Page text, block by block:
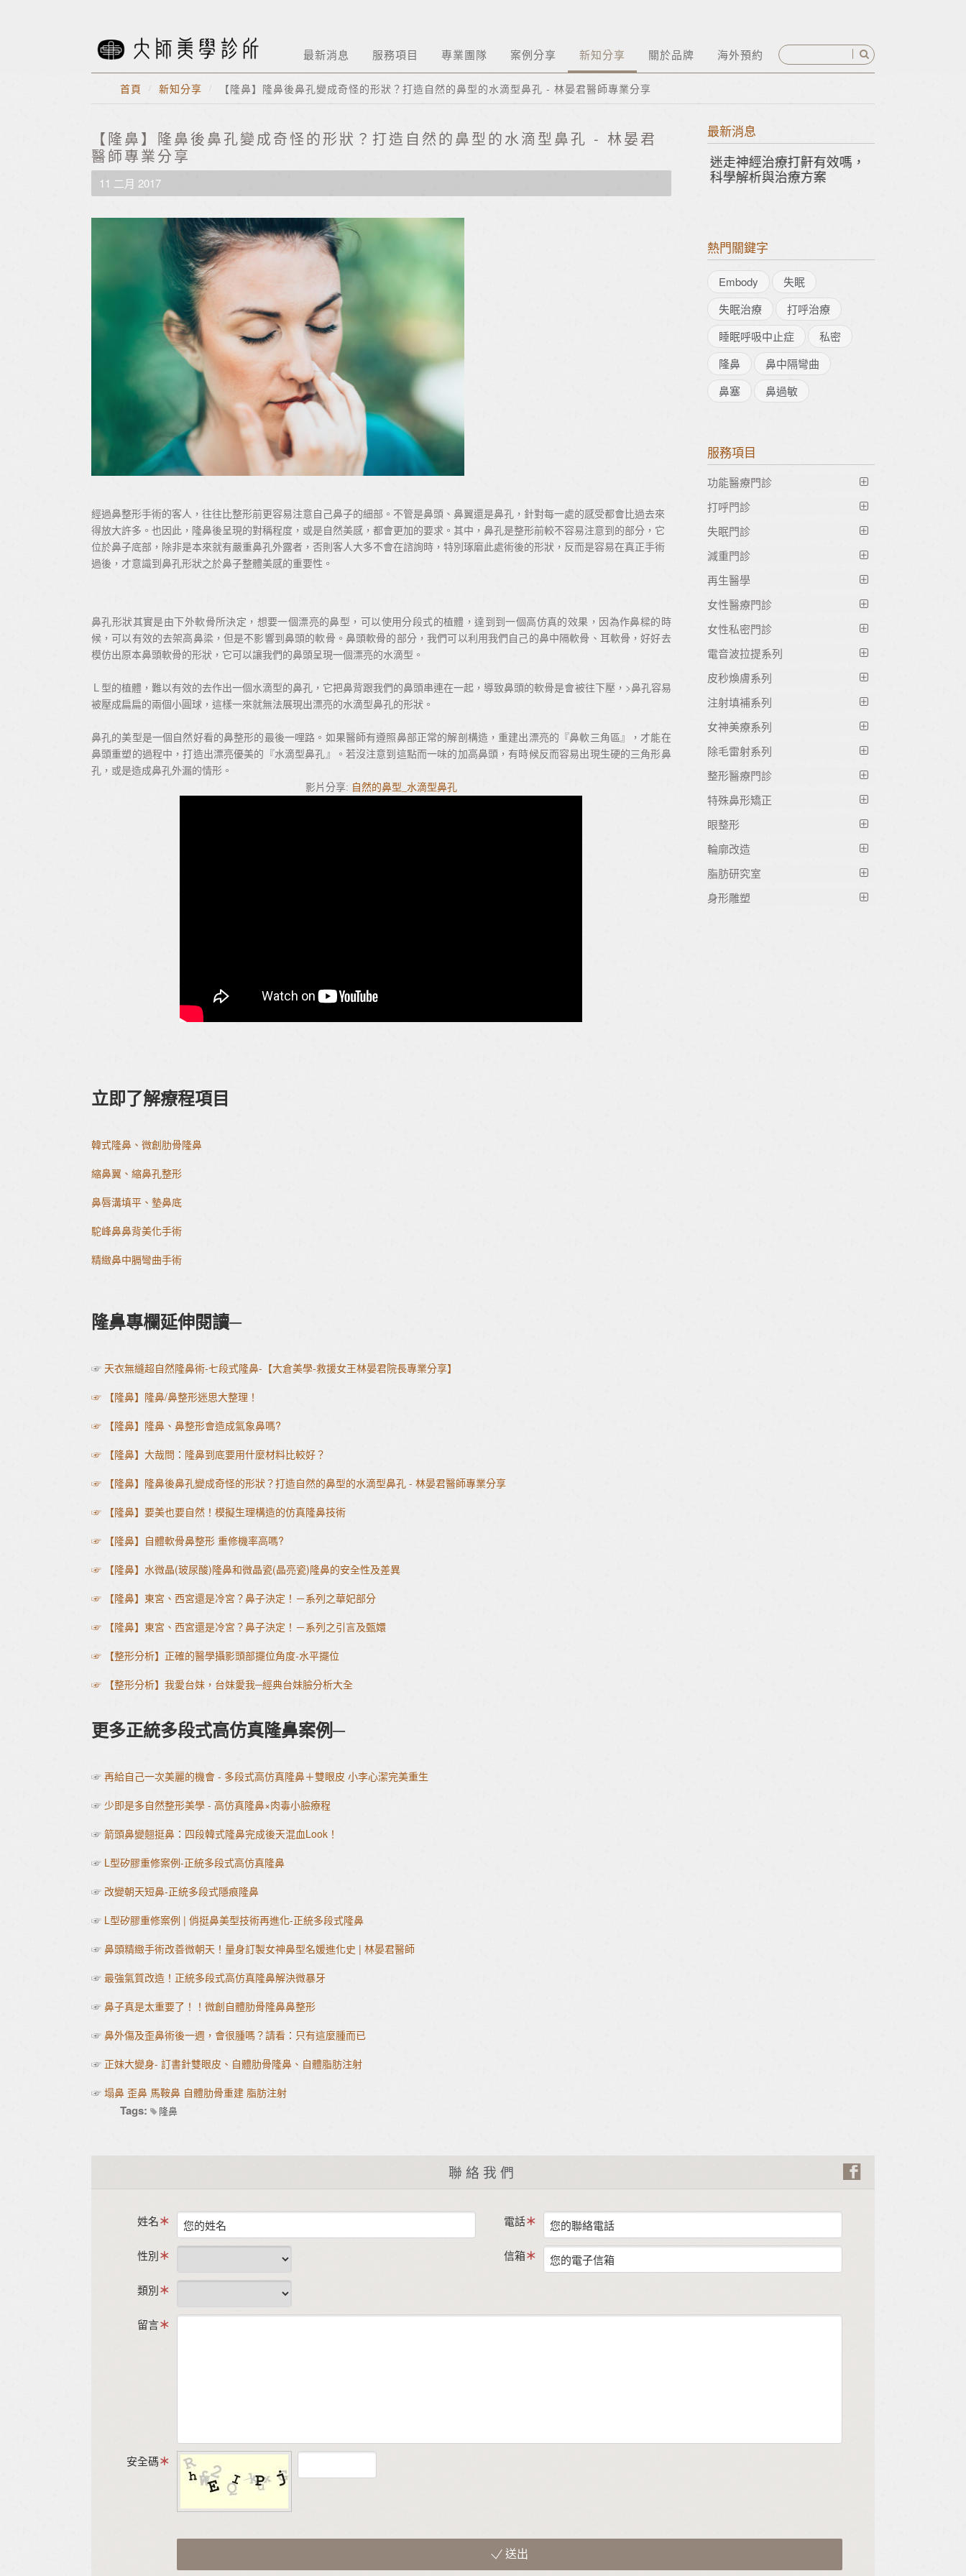
最新消息 服務項目 專業團隊 案例分享 新知分享 關於品牌 海外預約
首頁 / 新知分享 / 【隆鼻】隆鼻後鼻孔變成奇怪的形狀？打造自然的鼻型的水滴型鼻孔 - 林晏君醫師專業分享
【隆鼻】隆鼻後鼻孔變成奇怪的形狀？打造自然的鼻型的水滴型鼻孔 - 林晏君
醫師專業分享
11 二月 2017
經過鼻整形手術的客人，往往比整形前更容易注意自己鼻子的細部。不管是鼻頭、鼻翼還是鼻孔，針對每一處的感受都會比過去來
得放大許多。也因此，隆鼻後呈現的對稱程度，或是自然美感，都會更加的要求。其中，鼻孔是整形前較不容易注意到的部分，它
位於鼻子底部，除非是本來就有嚴重鼻孔外露者，否則客人大多不會在諮詢時，特別琢磨此處術後的形狀，反而是容易在真正手術
過後，才意識到鼻孔形狀之於鼻子整體美感的重要性。
鼻孔形狀其實是由下外軟骨所決定，想要一個漂亮的鼻型，可以使用分段式的植體，達到到一個高仿真的效果，因為作鼻樑的時
候，可以有效的去架高鼻梁，但是不影響到鼻頭的軟骨。鼻頭軟骨的部分，我們可以利用我們自己的鼻中隔軟骨、耳軟骨，好好去
模仿出原本鼻頭軟骨的形狀，它可以讓我們的鼻頭呈現一個漂亮的水滴型。
Ｌ型的植體，難以有效的去作出一個水滴型的鼻孔，它把鼻背跟我們的鼻頭串連在一起，導致鼻頭的軟骨是會被往下壓，>鼻孔容易
被壓成扁扁的兩個小圓球，這樣一來就無法展現出漂亮的水滴型鼻孔的形狀。
鼻孔的美型是一個自然好看的鼻整形的最後一哩路。如果醫師有遵照鼻部正常的解剖構造，重建出漂亮的『鼻軟三角區』，才能在
鼻頭重塑的過程中，打造出漂亮優美的『水滴型鼻孔』。若沒注意到這點而一味的加高鼻頭，有時候反而容易出現生硬的三角形鼻
孔，或是造成鼻孔外漏的情形。
影片分享: 自然的鼻型_水滴型鼻孔
立即了解療程項目
韓式隆鼻、微創肋骨隆鼻
縮鼻翼、縮鼻孔整形
鼻唇溝填平、墊鼻底
駝峰鼻鼻背美化手術
精緻鼻中膈彎曲手術
隆鼻專欄延伸閱讀─
☞ 天衣無縫超自然隆鼻術-七段式隆鼻-【大倉美學-救援女王林晏君院長專業分享】
☞ 【隆鼻】隆鼻/鼻整形迷思大整理！
☞ 【隆鼻】隆鼻、鼻整形會造成氣象鼻嗎?
☞ 【隆鼻】大哉問：隆鼻到底要用什麼材料比較好？
☞ 【隆鼻】隆鼻後鼻孔變成奇怪的形狀？打造自然的鼻型的水滴型鼻孔 - 林晏君醫師專業分享
☞ 【隆鼻】要美也要自然！模擬生理構造的仿真隆鼻技術
☞ 【隆鼻】自體軟骨鼻整形 重修機率高嗎?
☞ 【隆鼻】水微晶(玻尿酸)隆鼻和微晶瓷(晶亮瓷)隆鼻的安全性及差異
☞ 【隆鼻】東宮、西宮還是冷宮？鼻子決定！－系列之華妃部分
☞ 【隆鼻】東宮、西宮還是冷宮？鼻子決定！－系列之引言及甄嬛
☞ 【整形分析】正確的醫學攝影頭部擺位角度-水平擺位
☞ 【整形分析】我愛台妹，台妹愛我─經典台妹臉分析大全
更多正統多段式高仿真隆鼻案例─
☞ 再給自己一次美麗的機會 - 多段式高仿真隆鼻＋雙眼皮 小李心潔完美重生
☞ 少即是多自然整形美學 - 高仿真隆鼻×肉毒小臉療程
☞ 箭頭鼻變翹挺鼻：四段韓式隆鼻完成後天混血Look！
☞ L型矽膠重修案例-正統多段式高仿真隆鼻
☞ 改變朝天短鼻-正統多段式隱痕隆鼻
☞ L型矽膠重修案例 | 俏挺鼻美型技術再進化-正統多段式隆鼻
☞ 鼻頭精緻手術改善微朝天！量身訂製女神鼻型名媛進化史 | 林晏君醫師
☞ 最強氣質改造！正統多段式高仿真隆鼻解決微暴牙
☞ 鼻子真是太重要了！！微創自體肋骨隆鼻鼻整形
☞ 鼻外傷及歪鼻術後一週，會很腫嗎？請看：只有這麼腫而已
☞ 正妹大變身- 訂書針雙眼皮、自體肋骨隆鼻、自體脂肪注射
☞ 塌鼻 歪鼻 馬鞍鼻 自體肋骨重建 脂肪注射
Tags: 隆鼻
最新消息
迷走神經治療打鼾有效嗎，
科學解析與治療方案
三月幸福節 | 身心輕
熱門關鍵字
Embody
失眠
失眠治療
打呼治療
睡眠呼吸中止症
私密
隆鼻
鼻中隔彎曲
鼻塞
鼻過敏
服務項目
功能醫療門診
打呼門診
止鼾雷射治療｜Fotona NightLase 隔
空止鼾新科技 台灣止鼾權威 國際止
期鼻塞，不用開刀、恢復期短
精緻鼻中隔彎曲矯正手術｜改善鼻塞
與呼吸不順的微創治療選擇
軟顎過動症診斷｜打鼾、睡眠呼吸中
失眠門診
大腦排毒｜清除壓力腦霧，改善睡眠
品質
大腦情緒黑洞｜是失眠還是潛在憂
太空好眠計畫｜重啟深層睡眠的體驗
式療法
睡眠，健康生活的基石
睡眠與面相｜為什麼你越睡越沒精
神？
熟睡？
失眠與內臟健康｜你不知道的身體連
鎖反應
搞懂3種睡眠｜淺眠、深眠、REM
夜晚，和醒不來的早晨
無法原諒症候群｜釋放壓力、找回安
減重門診
減重諮商
全方位減脂套餐
GE224項急慢性 過敏原檢測
【台北生酮門診】林晏君醫師
功能醫學檢測 重金屬檢驗分析
再生醫學
外泌體是什麼？｜肌膚修復新趨勢，
一篇搞懂外泌體功效
AROUSE雷射生髮帽｜每日10分鐘，
慢性疼痛與身體壓力失衡：高能雷射
在深層組織調節中的臨床應用
粒線體功能下降與慢性疲憊：高能雷
射在能量轉換調節中的臨床應用
鼻塞、過敏與夜間呼吸失衡：高能雷
射在鼻部慢性發炎調節中的臨床應用
雷射生髮療程｜針對落髮稀疏，啟動
毛囊再生修復力
重拾豐盈髮量｜落髮救星一次看懂，
有效對抗髮線危機
力、抗氧化、助眠、改善慢性疲勞
女性醫療門診
女性私密門診
Viveve薇薇電波｜女性專屬私密電波-
大師美學診所全女醫隊
蝴蝶電波｜私密肌能修復，改善漏尿
Fotona G緊雷射｜膠原緊實雷射，改
善內部鬆弛、提升私密彈性與感受力
陰道感染治療｜常見症狀、原因與處
理方式一次看
反覆性陰道炎｜為什麼老是發作？找
出真正原因與治療對策
BTL EMSELLA 激動28｜私密肌激活
椅
電音波拉提系列
【台灣】EMFACE®菲斯波原理、效
果、價錢一次告訴你！大師美學診所
用療程， 不動刀收緊雙下巴
Oligio玩美寶寶電波｜溫和緊緻、童
顏肌膚重現
Q+立線音波｜雙效緊緻、立體線條拉
無創精靈線｜自然輪廓拉提不動刀
Ulthera極線音波｜非侵入式深層拉提
Fotona4D 美塑光波拉提
皮秒煥膚系列
星皮秒外泌體｜雷射後修復不反黑，
打造高效亮白療程
星皮秒微脈衝雷射｜淡斑、縮毛孔、
注射填補系列
AestheFill 艾麗斯｜取代玻尿酸？適
合凹陷修飾的膠原蛋白填補劑
【SkinVive喬雅登肌因煥膚針】2025
光針全面比較
女神動態玻尿酸™｜瑞絲朗®丰采/亮
采 打造自然表情的秘密武器
愛霓密絲 ANiMERS 玻尿酸｜延展性
水微晶（海德密絲）玻尿酸｜高效鎖
女神美療系列
SIS超磁場治療儀｜腰酸背痛的新選
擇！無痛、安全的疼痛治療
筋膜放鬆｜腰酸背痛好不了？預防勝
EMS 衝擊槍治療｜雕塑體態一次搞
懂功效與適用族群
LPG勻體雕塑｜第九代升級燃脂緊
緻，輕盈雕出曲線美
除毛雷射系列
竹北除毛推薦｜TRITON海神雷射，
無痛涼感、不反黑，細毛粗毛一次搞
基尼線無痕光滑感
亞歷山大除毛雷射｜高效除毛兼美
白，打造滑順亮白肌
【台灣】EMFACE®菲斯波原理、效
果、價錢一次告訴你！大師美學診所
用療程， 不動刀收緊雙下巴
SIS超磁場治療儀｜腰酸背痛的新選
擇！無痛、安全的疼痛治療
整形醫療門診
特殊鼻形矯正
耳鼻喉科相關
眼整形
客製化雙眼皮手術
提眼瞼肌手術
桃花眼臥蠶手術
輪廓改造
嘴邊肉木偶紋消除手術
膠原蛋白注射
脂肪研究室
豐夫妻宮、豐額頭
身形雕塑
聯絡我們
姓名
性別
電話
信箱
類別
留言
安全碼
送出